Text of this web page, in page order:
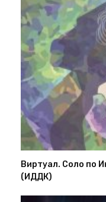
Виртуал. Соло по
(ИДДК)